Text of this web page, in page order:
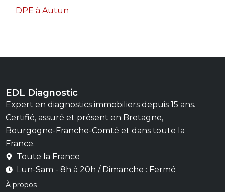
DPE à Autun
EDL Diagnostic
Expert en diagnostics immobiliers depuis 15 ans.
Certifié, assuré et présent en Bretagne,
Bourgogne-Franche-Comté et dans toute la
France.
Toute la France
Lun-Sam - 8h à 20h / Dimanche : Fermé
À propos